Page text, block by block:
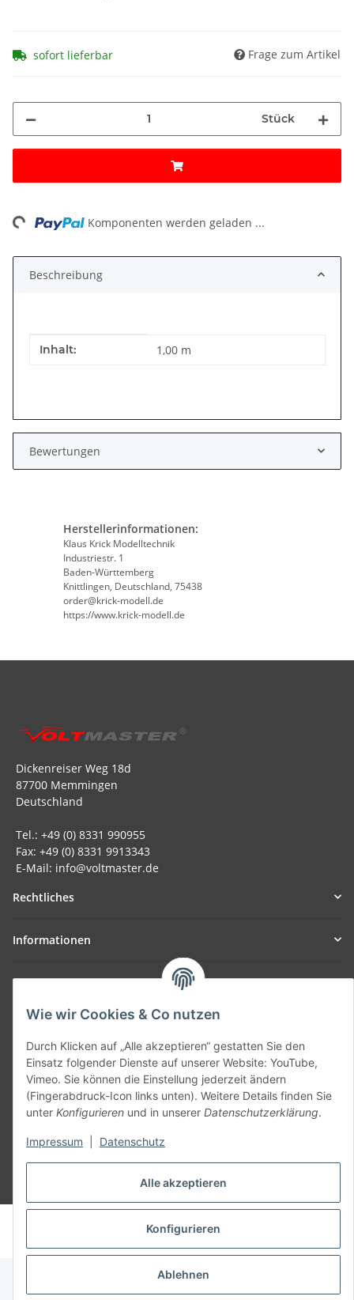
Alle akzeptieren
Konfigurieren
Ablehnen
Wie wir Cookies & Co nutzen
Durch Klicken auf „Alle akzeptieren“ gestatten Sie den
Einsatz folgender Dienste auf unserer Website: YouTube,
Vimeo. Sie können die Einstellung jederzeit ändern
(Fingerabdruck-Icon links unten). Weitere Details finden Sie
unter Konfigurieren und in unserer Datenschutzerklärung.
Impressum Datenschutz
sofort lieferbar Frage zum Artikel
Stück
Komponenten werden geladen ...
Beschreibung
Produkteigenschaft
Wert
Inhalt: 1,00 m
Bewertungen
Herstellerinformationen:
Klaus Krick Modelltechnik
Industriestr. 1
Baden-Württemberg
Knittlingen, Deutschland, 75438
order@krick-modell.de
https://www.krick-modell.de
Dickenreiser Weg 18d
87700 Memmingen
Deutschland
Tel.: +49 (0) 8331 990955
Fax: +49 (0) 8331 9913343
E-Mail: info@voltmaster.de
Rechtliches
Informationen
Allgemein
Teil unseres Netzwerks:
SmoliTec - Safety. Simplified. Worldwide. ( B2B Shop )
Vertrag widerrufen
* Alle Preise inkl. gesetzlicher USt., zzgl.Versand
© voltmaster.de
Powered by